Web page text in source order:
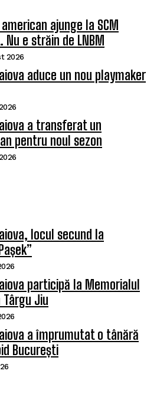
ajunge la SCM
e străin de LNBM
2026
aduce un nou playmaker
a transferat un
pentru noul sezon
locul secund la
participă la Memorialul
Jiu
a împrumutat o tânără
București